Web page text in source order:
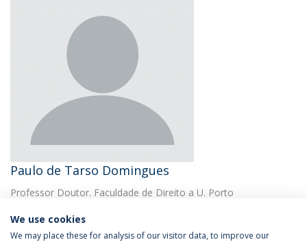
Paulo de Tarso Domingues
Professor Doutor. Faculdade de Direito a U. Porto
We use cookies
We may place these for analysis of our visitor data, to improve our